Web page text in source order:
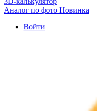
Аналог по фото Новинка
Войти